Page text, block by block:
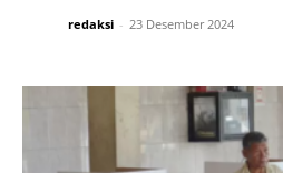
redaksi - 23 Desember 2024